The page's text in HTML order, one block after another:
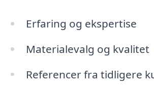
Erfaring og ekspertise
Materialevalg og kvalitet
Referencer fra tidligere